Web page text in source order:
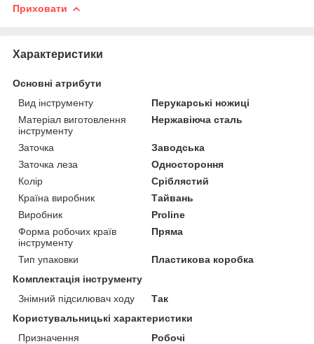
Приховати
Характеристики
Основні атрибути
Вид інструменту
Перукарські ножиці
Матеріал виготовлення
інструменту
Нержавіюча сталь
Заточка
Заводська
Заточка леза
Одностороння
Колір
Сріблястий
Країна виробник
Тайвань
Виробник
Proline
Форма робочих країв
інструменту
Пряма
Тип упаковки
Пластикова коробка
Комплектація інструменту
Знімний підсилювач ходу
Так
Користувальницькі характеристики
Призначення
Робочі